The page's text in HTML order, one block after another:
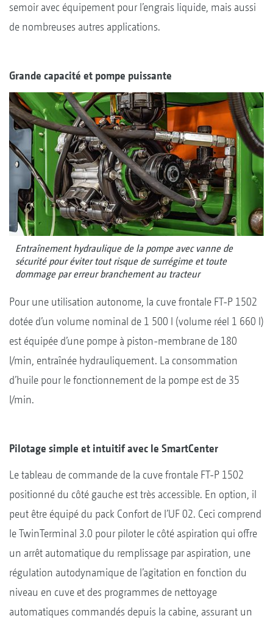
semoir avec équipement pour l’engrais liquide, mais aussi
de nombreuses autres applications.
Grande capacité et pompe puissante
Entraînement hydraulique de la pompe avec vanne de
sécurité pour éviter tout risque de surrégime et toute
dommage par erreur branchement au tracteur
Pour une utilisation autonome, la cuve frontale FT-P 1502
dotée d’un volume nominal de 1 500 l (volume réel 1 660 l)
est équipée d’une pompe à piston-membrane de 180
l/min, entraînée hydrauliquement. La consommation
d’huile pour le fonctionnement de la pompe est de 35
l/min.
Pilotage simple et intuitif avec le SmartCenter
Le tableau de commande de la cuve frontale FT-P 1502
positionné du côté gauche est très accessible. En option, il
peut être équipé du pack Confort de l’UF 02. Ceci comprend
le TwinTerminal 3.0 pour piloter le côté aspiration qui offre
un arrêt automatique du remplissage par aspiration, une
régulation autodynamique de l’agitation en fonction du
niveau en cuve et des programmes de nettoyage
automatiques commandés depuis la cabine, assurant un